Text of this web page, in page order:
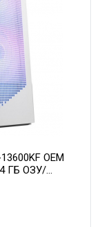
OEM
ГБ ОЗУ/
128bit